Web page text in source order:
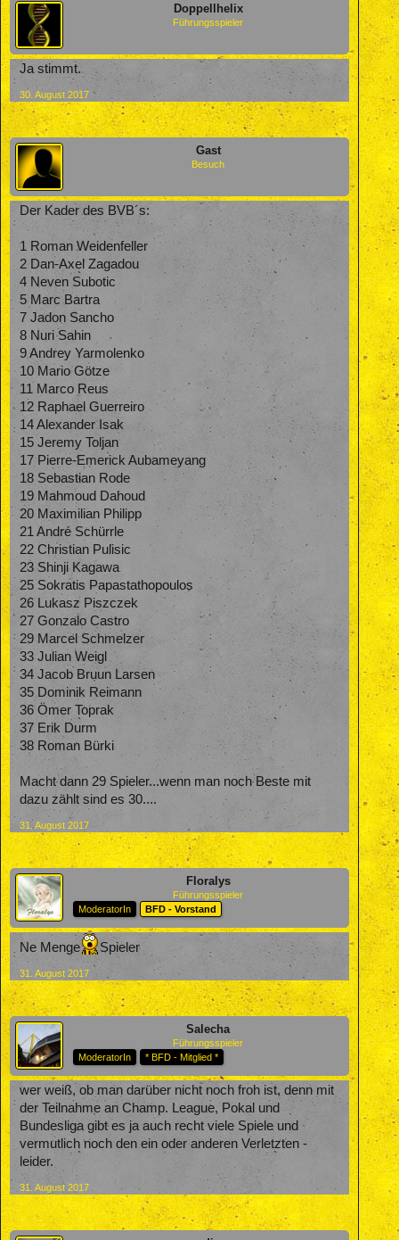
Doppellhelix
Führungsspieler
Ja stimmt.
30. August 2017
Gast
Besuch
Der Kader des BVB´s:
1 Roman Weidenfeller
2 Dan-Axel Zagadou
4 Neven Subotic
5️ Marc Bartra
7️ Jadon Sancho
8️ Nuri Sahin
9️ Andrey Yarmolenko
10 Mario Götze
11 Marco Reus
12 Raphael Guerreiro
14 Alexander Isak
15 Jeremy Toljan
17 Pierre-Emerick Aubameyang
18 Sebastian Rode
19 Mahmoud Dahoud
20 Maximilian Philipp
21 André Schürrle
22 Christian Pulisic
23 Shinji Kagawa
25 Sokratis Papastathopoulos
26 Lukasz Piszczek
27 Gonzalo Castro
29 Marcel Schmelzer
33 Julian Weigl
34 Jacob Bruun Larsen
35 Dominik Reimann
36 Ömer Toprak
37 Erik Durm
38 Roman Bürki
Macht dann 29 Spieler...wenn man noch Beste mit
dazu zählt sind es 30....
31. August 2017
Floralys
Führungsspieler
ModeratorIn
BFD - Vorstand
Ne Menge Spieler
31. August 2017
Salecha
Führungsspieler
ModeratorIn
* BFD - Mitglied *
wer weiß, ob man darüber nicht noch froh ist, denn mit
der Teilnahme an Champ. League, Pokal und
Bundesliga gibt es ja auch recht viele Spiele und
vermutlich noch den ein oder anderen Verletzten -
leider.
31. August 2017